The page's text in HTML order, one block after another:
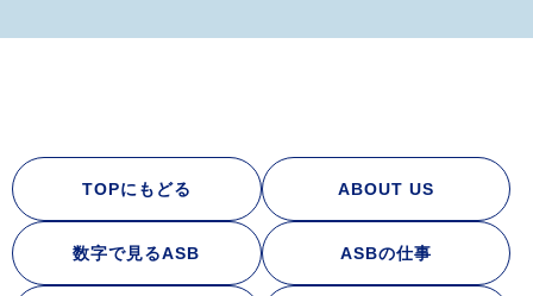
TOPにもどる ABOUT US
数字で見るASB ASBの仕事